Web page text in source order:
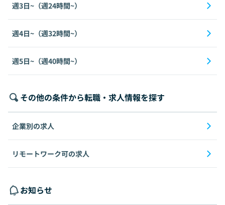
週3日~（週24時間~）
週4日~（週32時間~）
週5日~（週40時間~）
その他の条件から転職・求人情報を探す
企業別の求人
リモートワーク可の求人
お知らせ